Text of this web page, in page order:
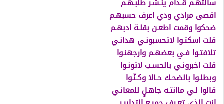
سألتهـم قـدام ينـشـر طلبـهـم
اقصى مرادي ودي اعرف حسبهـم
ضحكوا وقمت اطعـن بقلـة ادبهـم
قلت اسكتـوا لاتحسبونـي هدانـي
تلافتـوا فـي بعضهـم وارجهنـوا
قلت اخبرونـي بالحسـب لاتونـوا
وبطلـوا بالضحـك حـالا وكـنّـوا
قالوا لـي ماانتـه جاهـلٍ للمعانـي